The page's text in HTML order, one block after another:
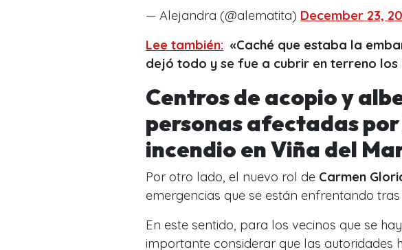
— Alejandra (@alematita) December 23,
Lee también: «Caché que estaba la
dejó todo y se fue a cubrir en terreno los
Centros de acopio y
personas afectadas
incendio en Viña del
Por otro lado, el nuevo rol de Carmen
emergencias que se están enfrentando
En este sentido, para los vecinos que se
importante considerar que las autoridades